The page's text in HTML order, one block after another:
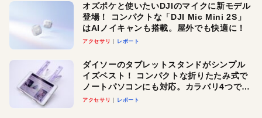
オズポケと使いたいDJIのマイクに新モデル
登場！ コンパクトな「DJI Mic Mini 2S」
はAIノイキャンも搭載。屋外でも快適に！
アクセサリ レポート
ダイソーのタブレットスタンドがシンプル
イズベスト！ コンパクトな折りたたみ式で
ノートパソコンにも対応。カラバリ4つで選
べる楽しさも
アクセサリ レポート